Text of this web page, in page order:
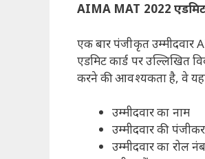
AIMA MAT 2022
एक बार पंजीकृत उम्मीदवार
एडमिट कार्ड पर उल्लिखित
करने की आवश्यकता है, वे
उम्मीदवार का नाम
उम्मीदवार की
उम्मीदवार का रोल